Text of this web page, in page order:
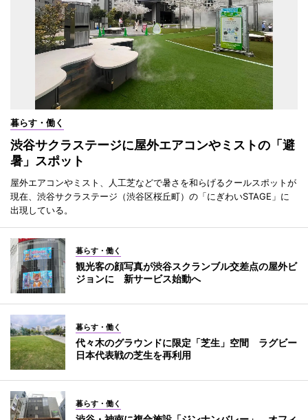
暮らす・働く
渋谷サクラステージに屋外エアコンやミストの「避
暑」スポット
屋外エアコンやミスト、人工芝などで暑さを和らげるクールスポットが
現在、渋谷サクラステージ（渋谷区桜丘町）の「にぎわいSTAGE」に
出現している。
暮らす・働く
観光客の顔写真が渋谷スクランブル交差点の屋外ビ
ジョンに 新サービス始動へ
暮らす・働く
代々木のグラウンドに限定「芝生」空間 ラグビー
日本代表戦の芝生を再利用
暮らす・働く